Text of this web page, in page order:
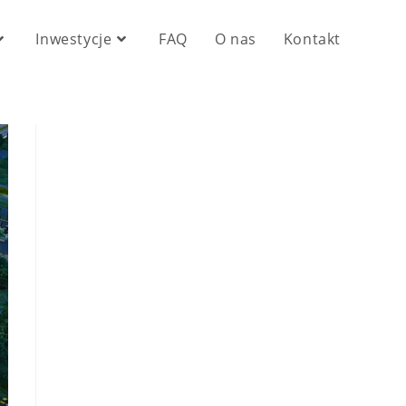
Inwestycje FAQ O nas Kontakt